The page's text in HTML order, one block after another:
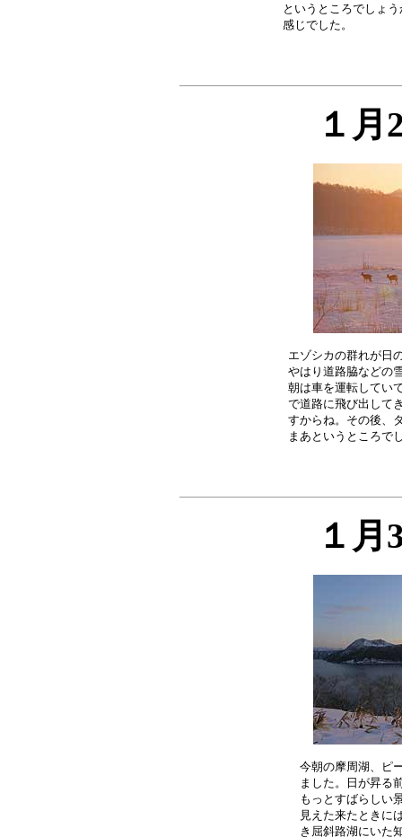
というところでしょ
１月
エゾシカの群れが日
やはり道路脇などの
朝は車を運転してい
で道路に飛び出して
すからね。その後、
１月
今朝の摩周湖、ピ
ました。日が昇る
もっとすばらしい
見えた来たときに
き屈斜路湖にいた